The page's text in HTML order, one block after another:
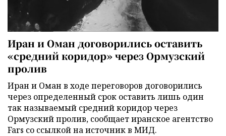
Иран и Оман договорились оставить
«средний коридор» через Ормузский
пролив
Иран и Оман в ходе переговоров договорились
через определенный срок оставить лишь один
так называемый средний коридор через
Ормузский пролив, сообщает иранское агентство
Fars со ссылкой на источник в МИД.